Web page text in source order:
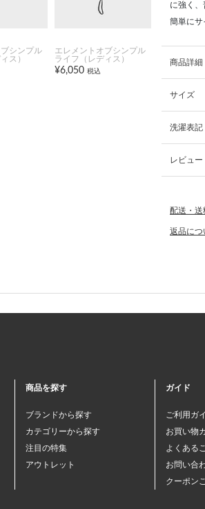
シンプル
ス）
エレメントオブシンプル
ライフ（レディス）
¥6,050 税込
に強く
簡単にサ
商品詳細
サイズ
洗濯表記
レビュー
配送・送
返品につ
商品を探す
ブランドから探す
カテゴリーから探す
注目の特集
アウトレット
ガイド
ご利用ガ
お買い物
よくある
お問い合
クーポン